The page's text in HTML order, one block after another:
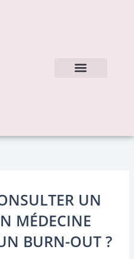
UN
MÉDECINE
BURN-OUT ?